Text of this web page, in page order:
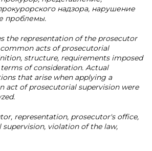
надзора, нарушение
проблемы.
the representation of the prosecutor
acts of prosecutorial
structure, requirements imposed
of consideration. Actual
that arise when applying a
act of prosecutorial supervision were
representation, prosecutor's office,
violation of the law,